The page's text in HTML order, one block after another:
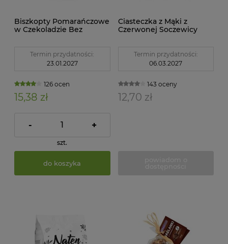
Biszkopty Pomarańczowe
w Czekoladzie Bez
Glutenex
Termin przydatności:
23.01.2027
126 ocen
15,38 zł
- +
szt.
do koszyka
Ciasteczka z Mąki z
Czerwonej Soczewicy
Zemanka
Termin przydatności:
06.03.2027
143 oceny
12,70 zł